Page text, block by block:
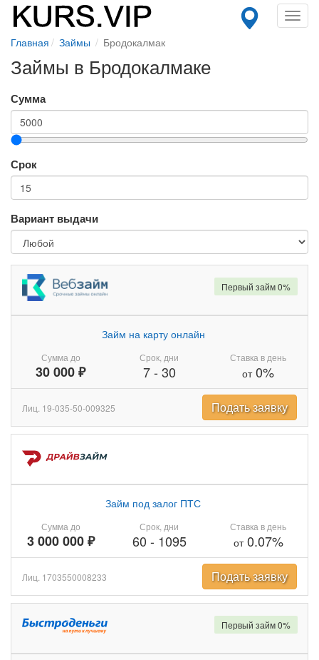
Главная Займы Бродокалмак
Займы в Бродокалмаке
Сумма
Срок
Вариант выдачи
Сумма до
30 000 ₽
Займ на карту онлайн
Срок, дни
7- 30
Ставка в день
от0%
Первый займ 0%
Лиц. 19-035-50-009325 Подать заявку
Сумма до
3 000 000 ₽
Займ под залог ПТС
Срок, дни
60 - 1095
Ставка в день
от0.07%
Лиц. 1703550008233 Подать заявку
Первый займ 0%